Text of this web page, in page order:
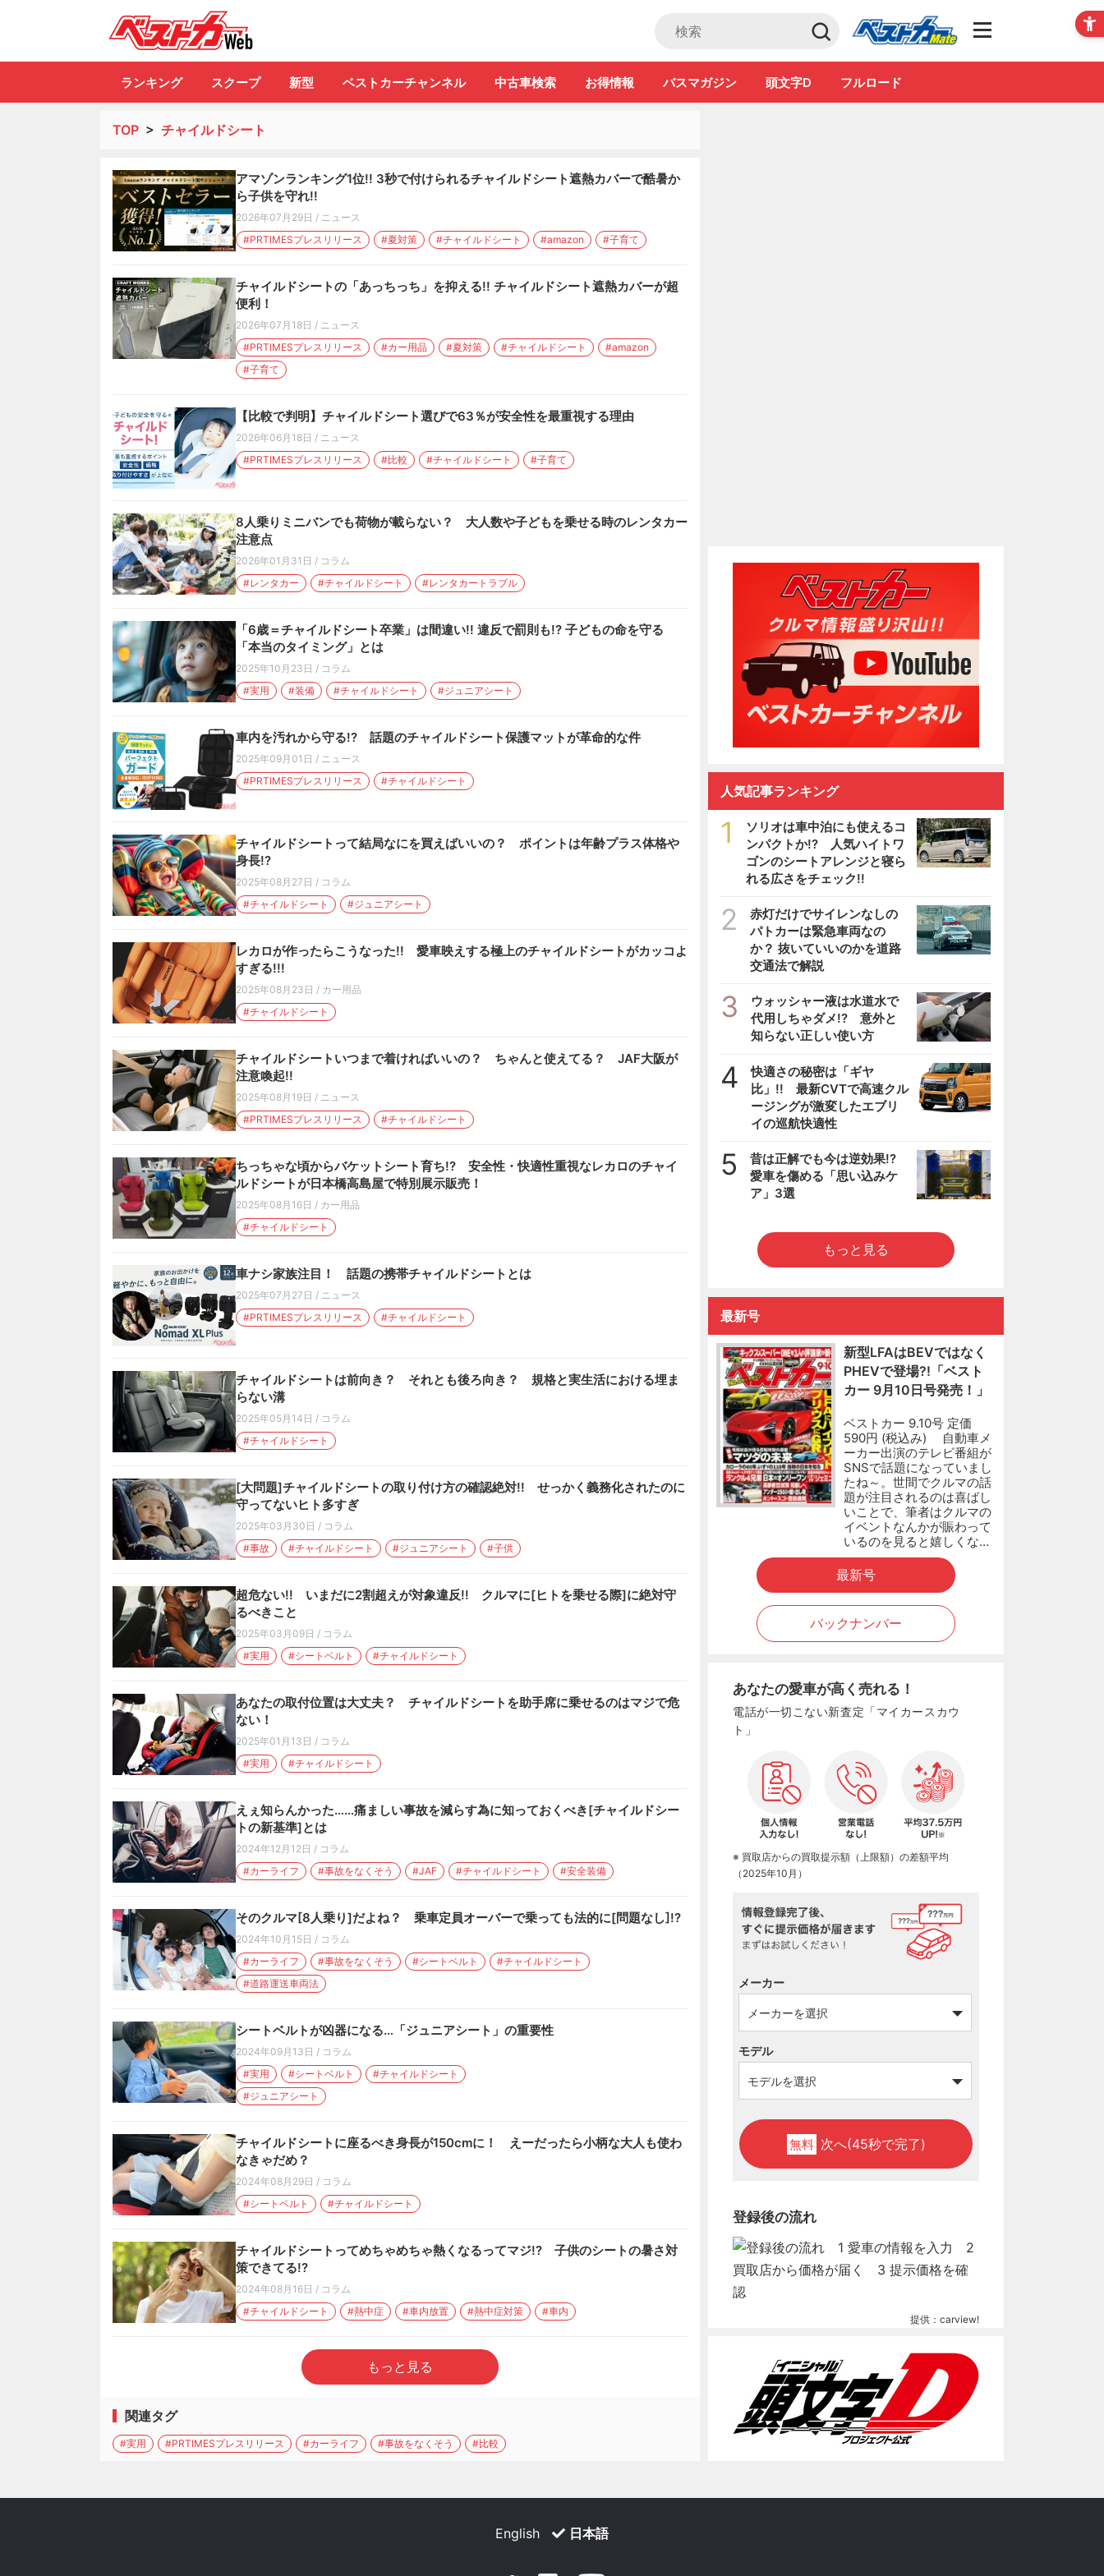
Club
ランキング スクープ 新型 ベストカーチャンネル 中古車検索 お得情報 バスマガジン 頭文字D フルロード
TOP > チャイルドシート
アマゾンランキング1位!! 3秒で付けられるチャイルドシート遮熱カバーで酷暑か
ら子供を守れ!!
2026年07月29日 / ニュース
#PRTIMESプレスリリース
#夏対策 #チャイルドシート #amazon #子育て
チャイルドシートの「あっちっち」を抑える!! チャイルドシート遮熱カバーが超
便利！
2026年07月18日 / ニュース
#PRTIMESプレスリリース
#カー用品 #夏対策 #チャイルドシート
#amazon
#子育て
【比較で判明】チャイルドシート選びで63％が安全性を最重視する理由
2026年06月18日 / ニュース
#PRTIMESプレスリリース
#比較 #チャイルドシート #子育て
8人乗りミニバンでも荷物が載らない？ 大人数や子どもを乗せる時のレンタカー
注意点
2026年01月31日 / コラム
#レンタカー
#チャイルドシート #レンタカートラブル
「6歳＝チャイルドシート卒業」は間違い!! 違反で罰則も!? 子どもの命を守る
「本当のタイミング」とは
2025年10月23日 / コラム
#実用
#装備 #チャイルドシート #ジュニアシート
車内を汚れから守る!? 話題のチャイルドシート保護マットが革命的な件
2025年09月01日 / ニュース
#PRTIMESプレスリリース
#チャイルドシート
チャイルドシートって結局なにを買えばいいの？ ポイントは年齢プラス体格や
身長!?
2025年08月27日 / コラム
#チャイルドシート
#ジュニアシート
レカロが作ったらこうなった!! 愛車映えする極上のチャイルドシートがカッコよ
すぎる!!!
2025年08月23日 / カー用品
#チャイルドシート
チャイルドシートいつまで着ければいいの？ ちゃんと使えてる？ JAF大阪が
注意喚起!!
2025年08月19日 / ニュース
#PRTIMESプレスリリース
#チャイルドシート
ちっちゃな頃からバケットシート育ち!? 安全性・快適性重視なレカロのチャイ
ルドシートが日本橋高島屋で特別展示販売！
2025年08月16日 / カー用品
#チャイルドシート
車ナシ家族注目！ 話題の携帯チャイルドシートとは
2025年07月27日 / ニュース
#PRTIMESプレスリリース
#チャイルドシート
チャイルドシートは前向き？ それとも後ろ向き？ 規格と実生活における埋ま
らない溝
2025年05月14日 / コラム
#チャイルドシート
[大問題]チャイルドシートの取り付け方の確認絶対!! せっかく義務化されたのに
守ってないヒト多すぎ
2025年03月30日 / コラム
#事故
#チャイルドシート #ジュニアシート #子供
超危ない!! いまだに2割超えが対象違反!! クルマに[ヒトを乗せる際]に絶対守
るべきこと
2025年03月09日 / コラム
#実用
#シートベルト #チャイルドシート
あなたの取付位置は大丈夫？ チャイルドシートを助手席に乗せるのはマジで危
ない！
2025年01月13日 / コラム
#実用
#チャイルドシート
えぇ知らんかった……痛ましい事故を減らす為に知っておくべき[チャイルドシー
トの新基準]とは
2024年12月12日 / コラム
#カーライフ
#事故をなくそう #JAF #チャイルドシート #安全装備
そのクルマ[8人乗り]だよね？ 乗車定員オーバーで乗っても法的に[問題なし]!?
2024年10月15日 / コラム
#カーライフ
#事故をなくそう #シートベルト
#チャイルドシート
#道路運送車両法
シートベルトが凶器になる…「ジュニアシート」の重要性
2024年09月13日 / コラム
#実用
#シートベルト
#チャイルドシート
#ジュニアシート
チャイルドシートに座るべき身長が150cmに！ えーだったら小柄な大人も使わ
なきゃだめ？
2024年08月29日 / コラム
#シートベルト
#チャイルドシート
チャイルドシートってめちゃめちゃ熱くなるってマジ!? 子供のシートの暑さ対
策できてる!?
2024年08月16日 / コラム
#チャイルドシート
#熱中症 #車内放置 #熱中症対策 #車内
もっと見る
関連タグ
#実用 #PRTIMESプレスリリース #カーライフ #事故をなくそう #比較
人気記事ランキング
1
ソリオは車中泊にも使えるコ
ンパクトか!? 人気ハイトワ
ゴンのシートアレンジと寝ら
れる広さをチェック!!
2
赤灯だけでサイレンなしの
パトカーは緊急車両なの
か？ 抜いていいのかを道路
交通法で解説
3
ウォッシャー液は水道水で
代用しちゃダメ!? 意外と
知らない正しい使い方
4
快適さの秘密は「ギヤ
比」!! 最新CVTで高速クル
ージングが激変したエブリ
イの巡航快適性
5
昔は正解でも今は逆効果!?
愛車を傷める「思い込みケ
ア」3選
もっと見る
最新号
新型LFAはBEVではなく
PHEVで登場?!「ベスト
カー 9月10日号発売！」
ベストカー 9.10号 定価
590円 (税込み) 自動車メ
ーカー出演のテレビ番組が
SNSで話題になっていまし
たね～。世間でクルマの話
題が注目されるのは喜ばし
いことで、筆者はクルマの
イベントなんかが賑わって
いるのを見ると嬉しくな…
最新号
バックナンバー
あなたの愛車が高く売れる！
電話が一切こない新査定「マイカースカウ
ト」
※ 買取店からの買取提示額（上限額）の差額平均
（2025年10月）
メーカー
モデル
無料 次へ(45秒で完了)
登録後の流れ
提供：carview!
English 日本語